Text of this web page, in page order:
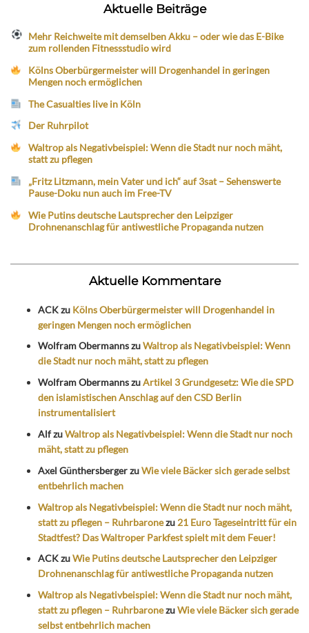
Aktuelle Beiträge
Mehr Reichweite mit demselben Akku – oder wie das E-Bike
zum rollenden Fitnessstudio wird
Kölns Oberbürgermeister will Drogenhandel in geringen
Mengen noch ermöglichen
The Casualties live in Köln
Der Ruhrpilot
Waltrop als Negativbeispiel: Wenn die Stadt nur noch mäht,
statt zu pflegen
„Fritz Litzmann, mein Vater und ich“ auf 3sat – Sehenswerte
Pause-Doku nun auch im Free-TV
Wie Putins deutsche Lautsprecher den Leipziger
Drohnenanschlag für antiwestliche Propaganda nutzen
Aktuelle Kommentare
ACKzu Kölns Oberbürgermeister will Drogenhandel in
geringen Mengen noch ermöglichen
Wolfram ObermannszuWaltrop als Negativbeispiel: Wenn
die Stadt nur noch mäht, statt zu pflegen
Wolfram ObermannszuArtikel 3 Grundgesetz: Wie die SPD
den islamistischen Anschlag auf den CSD Berlin
instrumentalisiert
AlfzuWaltrop als Negativbeispiel: Wenn die Stadt nur noch
mäht, statt zu pflegen
Axel GünthersbergerzuWie viele Bäcker sich gerade selbst
entbehrlich machen
Waltrop als Negativbeispiel: Wenn die Stadt nur noch mäht,
statt zu pflegen – Ruhrbaronezu 21 Euro Tageseintritt für ein
Stadtfest? Das Waltroper Parkfest spielt mit dem Feuer!
ACKzuWie Putins deutsche Lautsprecher den Leipziger
Drohnenanschlag für antiwestliche Propaganda nutzen
Waltrop als Negativbeispiel: Wenn die Stadt nur noch mäht,
statt zu pflegen – RuhrbaronezuWie viele Bäcker sich gerade
selbst entbehrlich machen